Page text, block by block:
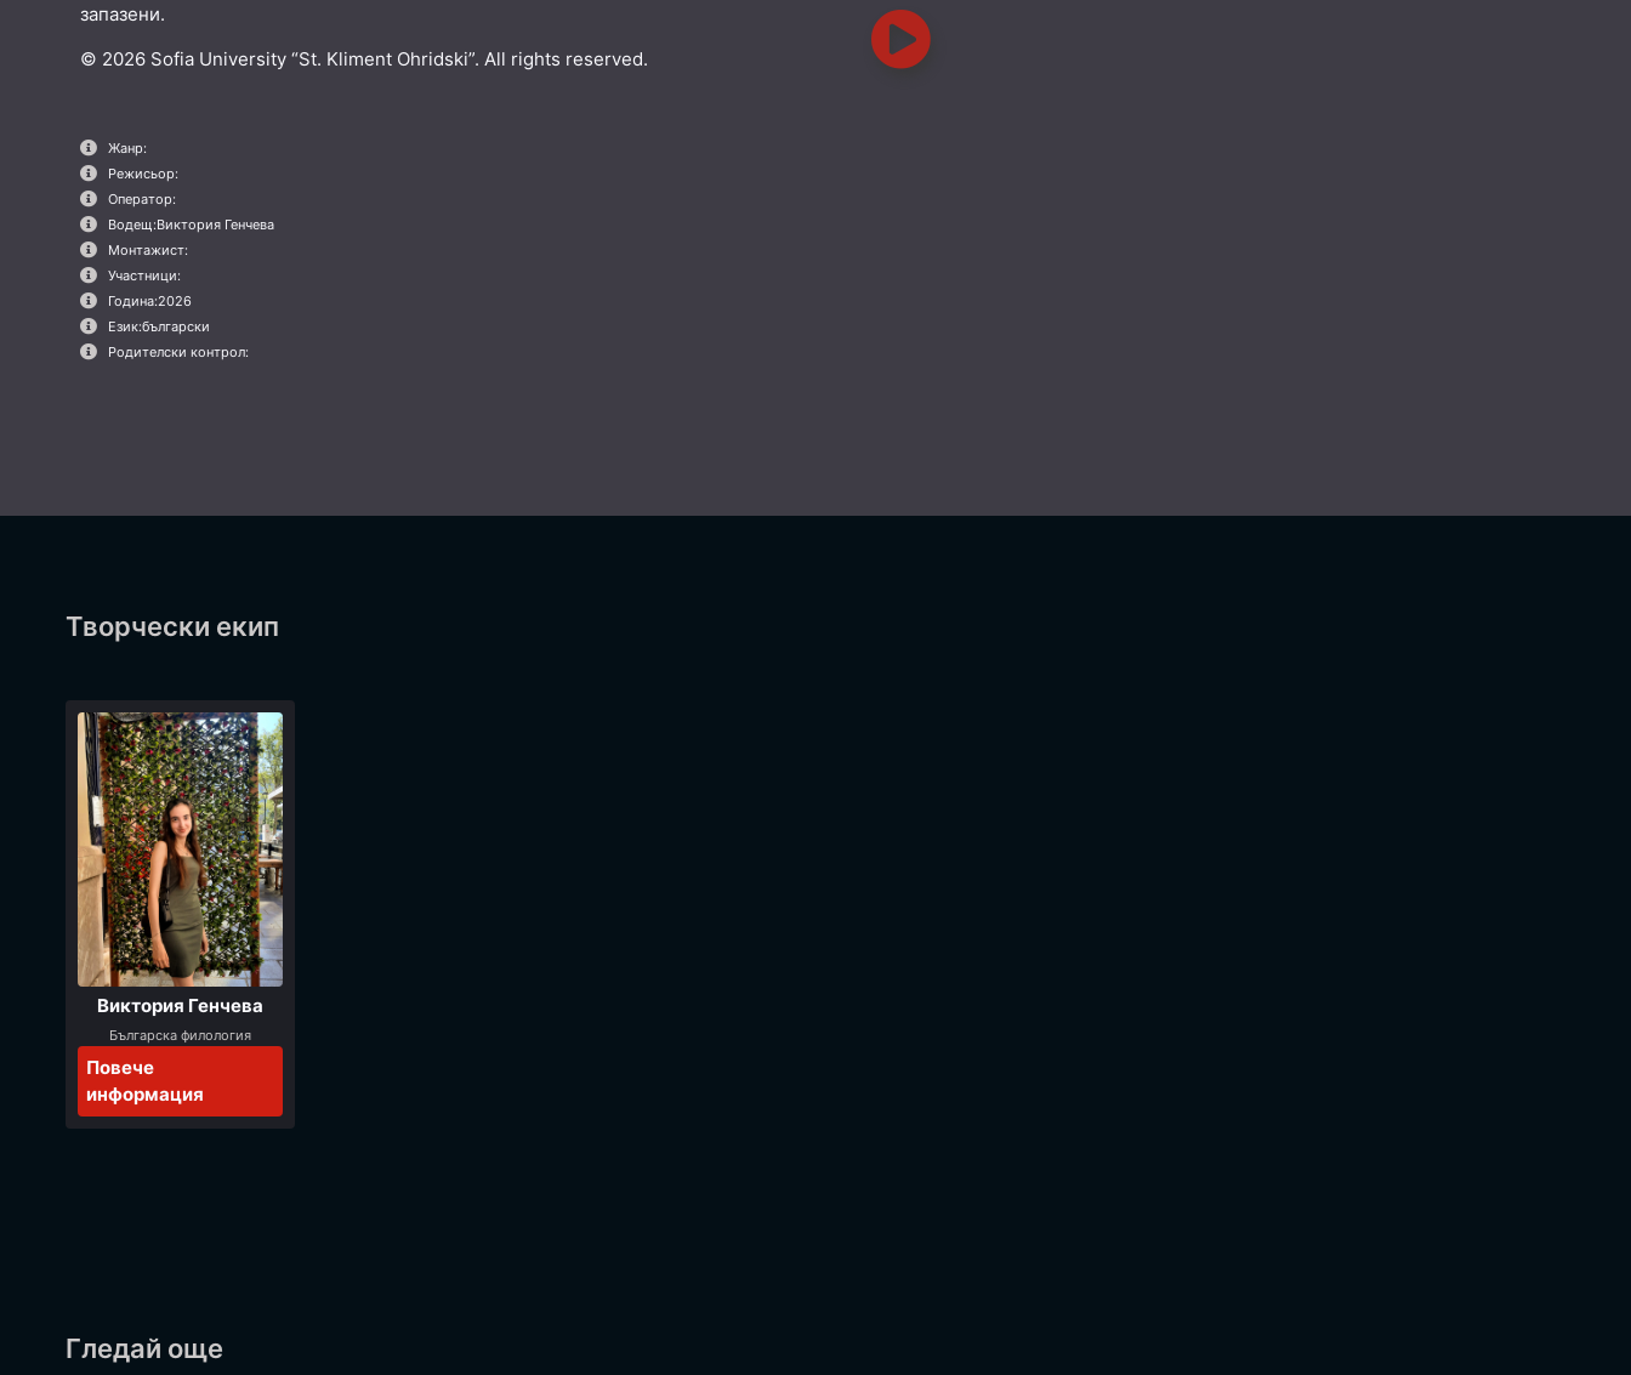
запазени.
© 2026 Sofia University “St. Kliment Ohridski”. All rights reserved.
Жанр:
Режисьор:
Оператор:
Водещ:Виктория Генчева
Монтажист:
Участници:
Година:2026
Език:български
Родителски контрол:
Творчески екип
Виктория Генчева
Българска филология
Повече
информация
Гледай още